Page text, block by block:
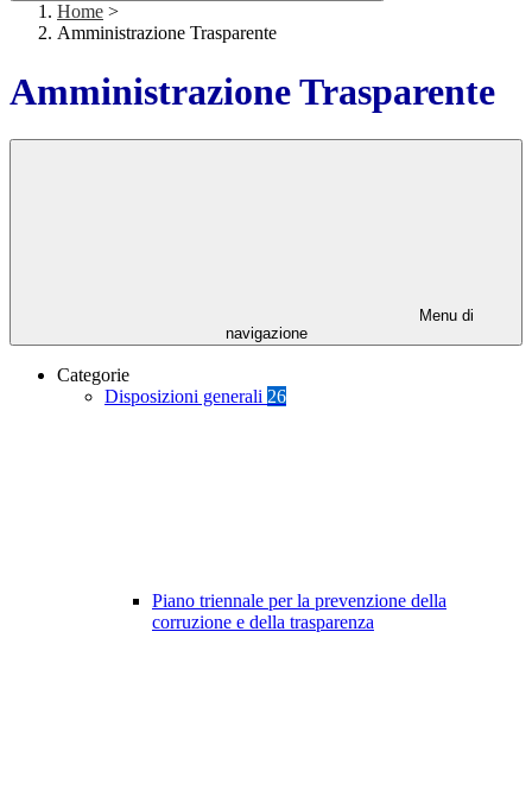
Home >
Amministrazione Trasparente
Amministrazione Trasparente
Menu di
navigazione
Categorie
Disposizioni generali 26
Piano triennale per la prevenzione della
corruzione e della trasparenza